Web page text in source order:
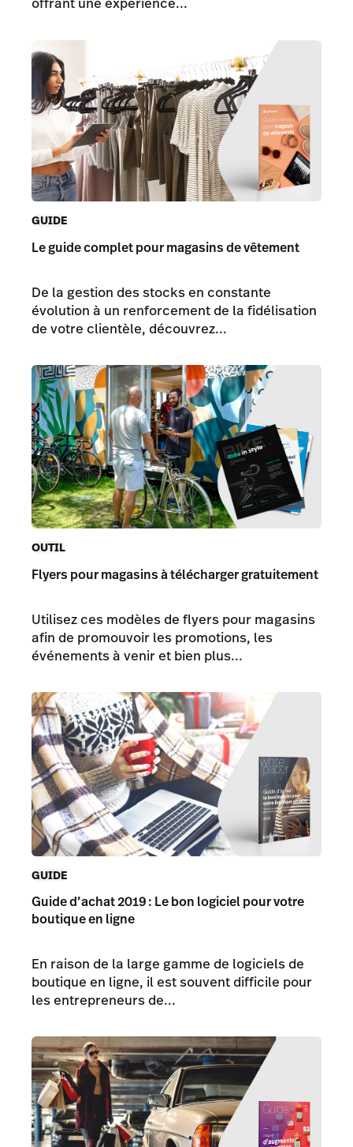
GUIDE
Le guide complet pour magasins de vêtement
De la gestion des stocks en constante
évolution à un renforcement de la fidélisation
de votre clientèle, découvrez...
OUTIL
Flyers pour magasins à télécharger gratuitement
Utilisez ces modèles de flyers pour magasins
afin de promouvoir les promotions, les
événements à venir et bien plus...
GUIDE
Guide d’achat 2019 : Le bon logiciel pour votre
boutique en ligne
En raison de la large gamme de logiciels de
boutique en ligne, il est souvent difficile pour
les entrepreneurs de...